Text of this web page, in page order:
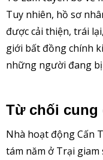
Tuy nhiên, hồ sơ
được cải thiện, trái
giới bất đồng chính
những người đang
Từ chối cung
Nhà hoạt động Cấn
tám năm ở Trại giam